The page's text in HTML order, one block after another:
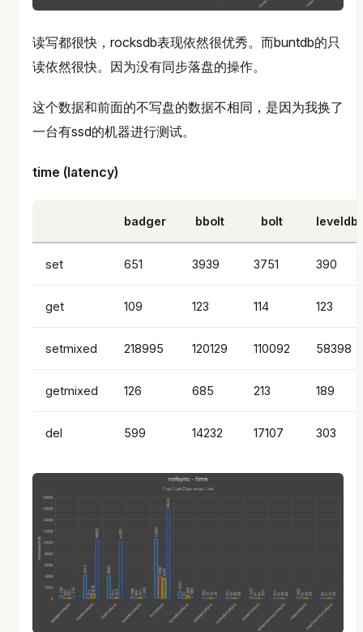
读写都很快，rocksdb表现依然很优秀。而buntdb的只
读依然很快。因为没有同步落盘的操作。
这个数据和前面的不写盘的数据不相同，是因为我换了
一台有ssd的机器进行测试。
time (latency)
badger bbolt bolt leveldb
set 651 3939 3751 390
get 109 123 114 123
setmixed 218995 120129 110092 58398
getmixed 126 685 213 189
del 599 14232 17107 303